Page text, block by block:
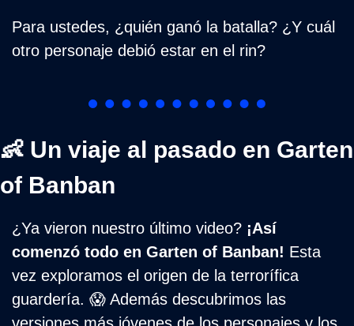
Para ustedes, ¿quién ganó la batalla? ¿Y cuál
otro personaje debió estar en el rin?
👶 Un viaje al pasado en Garten
of Banban
¿Ya vieron nuestro último video? ¡Así
comenzó todo en Garten of Banban! Esta
vez exploramos el origen de la terrorífica
guardería. 😱 Además descubrimos las